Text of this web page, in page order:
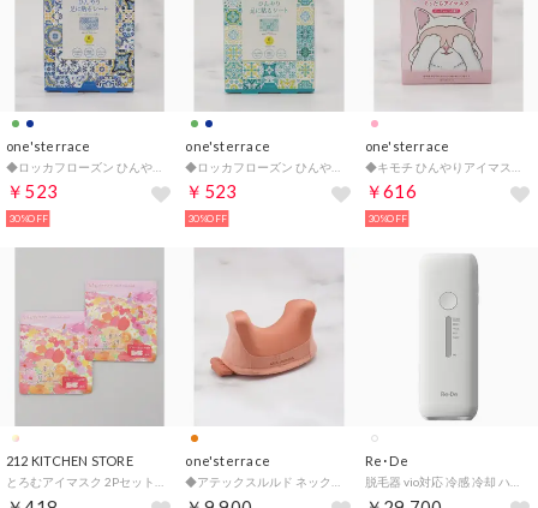
one'sterrace
￥523
30%OFF
one'sterrace
￥523
30%OFF
one'sterrace
￥616
30%OFF
212 KITCHEN STORE one'sterrace Re･De